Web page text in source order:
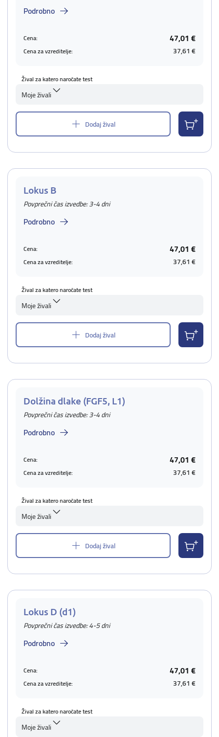
Podrobno
Cena: 47,01 €
Cena za vzreditelje: 37,61 €
Žival za katero naročate test
Moje živali
Dodaj žival
Lokus B
Povprečni čas izvedbe: 3-4 dni
Podrobno
Cena: 47,01 €
Cena za vzreditelje: 37,61 €
Žival za katero naročate test
Moje živali
Dodaj žival
Dolžina dlake (FGF5, L1)
Povprečni čas izvedbe: 3-4 dni
Podrobno
Cena: 47,01 €
Cena za vzreditelje: 37,61 €
Žival za katero naročate test
Moje živali
Dodaj žival
Lokus D (d1)
Povprečni čas izvedbe: 4-5 dni
Podrobno
Cena: 47,01 €
Cena za vzreditelje: 37,61 €
Žival za katero naročate test
Moje živali